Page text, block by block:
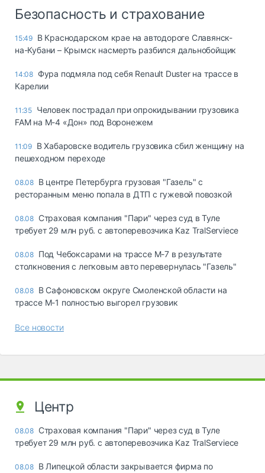
Безопасность и страхование
15:49 В Краснодарском крае на автодороге Славянск-
на-Кубани – Крымск насмерть разбился дальнобойщик
14:08 Фура подмяла под себя Renault Duster на трассе в
Карелии
11:35 Человек пострадал при опрокидывании грузовика
FAM на М-4 «Дон» под Воронежем
11:09 В Хабаровске водитель грузовика сбил женщину на
пешеходном переходе
08.08 В центре Петербурга грузовая "Газель" с
ресторанным меню попала в ДТП с гужевой повозкой
08.08 Страховая компания "Пари" через суд в Туле
требует 29 млн руб. с автоперевозчика Kaz TralServiece
08.08 Под Чебоксарами на трассе М-7 в результате
столкновения с легковым авто перевернулась "Газель"
08.08 В Сафоновском округе Смоленской области на
трассе М-1 полностью выгорел грузовик
Все новости
Центр
08.08 Страховая компания "Пари" через суд в Туле
требует 29 млн руб. с автоперевозчика Kaz TralServiece
08.08 В Липецкой области закрывается фирма по